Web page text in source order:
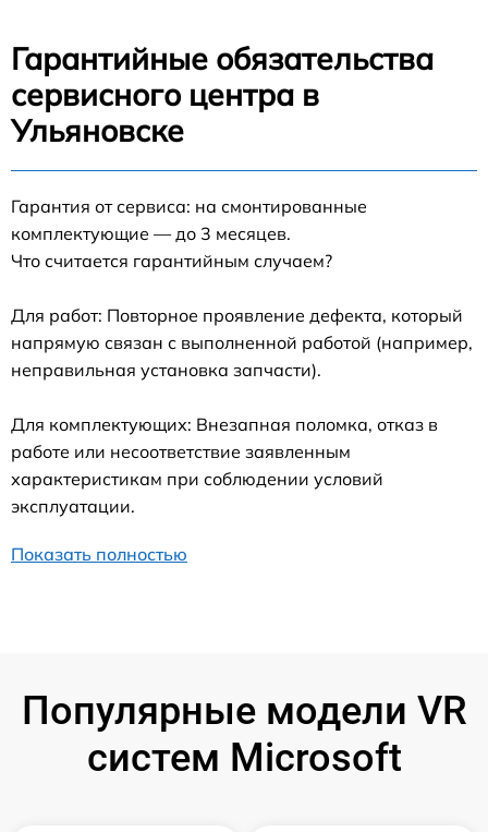
Гарантийные обязательства
сервисного центра в
Ульяновске
Гарантия от сервиса: на смонтированные
комплектующие — до 3 месяцев.
Что считается гарантийным случаем?
Для работ: Повторное проявление дефекта, который
напрямую связан с выполненной работой (например,
неправильная установка запчасти).
Для комплектующих: Внезапная поломка, отказ в
работе или несоответствие заявленным
характеристикам при соблюдении условий
эксплуатации.
Показать полностью
Популярные модели VR
систем Microsoft